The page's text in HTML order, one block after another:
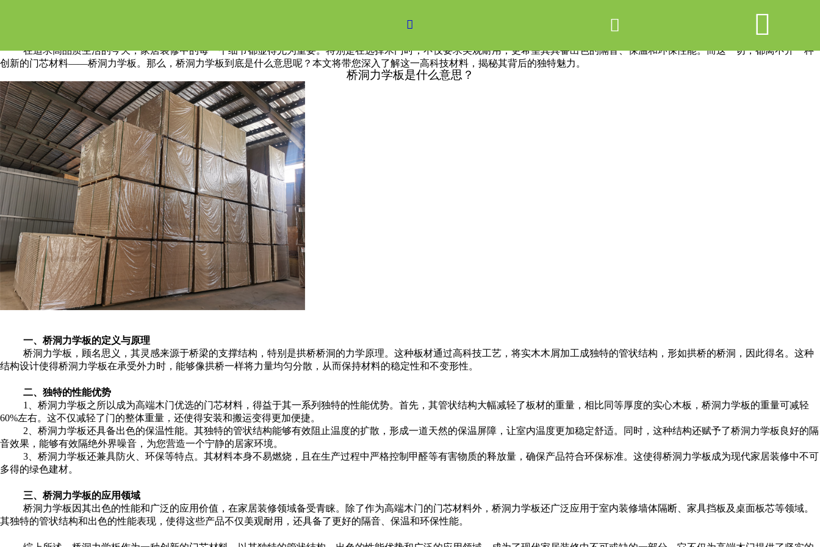
网站首页

桥洞力学板是什么意思？
 
在追求高品质生活的今天，家居装修中的每一个细节都显得尤为重要。特别是在选择木门时，不仅要求美观耐用，更希望其具备出色的隔音、保温和环保性能。而这一切，都离不开一种
创新的门芯材料——桥洞力学板。那么，桥洞力学板到底是什么意思呢？本文将带您深入了解这一高科技材料，揭秘其背后的独特魅力。
一、桥洞力学板的定义与原理
桥洞力学板，顾名思义，其灵感来源于桥梁的支撑结构，特别是拱桥桥洞的力学原理。这种板材通过高科技工艺，将实木木屑加工成独特的管状结构，形如拱桥的桥洞，因此得名。这种
结构设计使得桥洞力学板在承受外力时，能够像拱桥一样将力量均匀分散，从而保持材料的稳定性和不变形性。
二、独特的性能优势
1、桥洞力学板之所以成为高端木门优选的门芯材料，得益于其一系列独特的性能优势。首先，其管状结构大幅减轻了板材的重量，相比同等厚度的实心木板，桥洞力学板的重量可减轻
60%左右。这不仅减轻了门的整体重量，还使得安装和搬运变得更加便捷。
2、桥洞力学板还具备出色的保温性能。其独特的管状结构能够有效阻止温度的扩散，形成一道天然的保温屏障，让室内温度更加稳定舒适。同时，这种结构还赋予了桥洞力学板良好的隔
音效果，能够有效隔绝外界噪音，为您营造一个宁静的居家环境。
3、桥洞力学板还兼具防火、环保等特点。其材料本身不易燃烧，且在生产过程中严格控制甲醛等有害物质的释放量，确保产品符合环保标准。这使得桥洞力学板成为现代家居装修中不可
多得的绿色建材。
三、桥洞力学板的应用领域
桥洞力学板因其出色的性能和广泛的应用价值，在家居装修领域备受青睐。除了作为高端木门的门芯材料外，桥洞力学板还广泛应用于室内装修墙体隔断、家具挡板及桌面板芯等领域。
其独特的管状结构和出色的性能表现，使得这些产品不仅美观耐用，还具备了更好的隔音、保温和环保性能。